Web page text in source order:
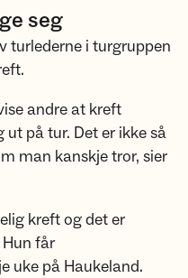
seg
turlederne i turgruppen
andre at kreft
på tur. Det er ikke så
man kanskje tror, sier
kreft og det er
får
uke på Haukeland.